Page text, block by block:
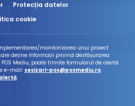
Protecția datelor
cookie
monitorizarea unui proiect
deține informații privind desfășurarea
Mediu, poate trimite formularul de alertă
e-mail: sesizari-pos@posmediu.ro.
.